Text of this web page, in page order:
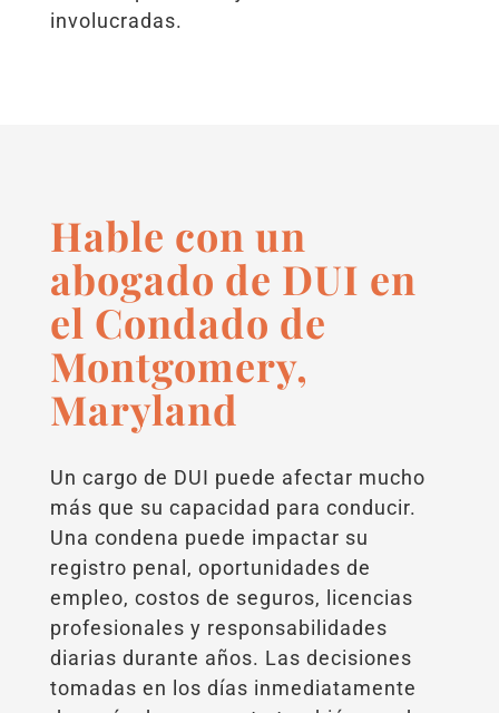
involucradas.
Hable con un
abogado de DUI en
el Condado de
Montgomery,
Maryland
Un cargo de DUI puede afectar mucho
más que su capacidad para conducir.
Una condena puede impactar su
registro penal, oportunidades de
empleo, costos de seguros, licencias
profesionales y responsabilidades
diarias durante años. Las decisiones
tomadas en los días inmediatamente